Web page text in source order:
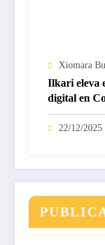
Xiomara
Ilkari eleva
digital en
certificado
22/12/2025